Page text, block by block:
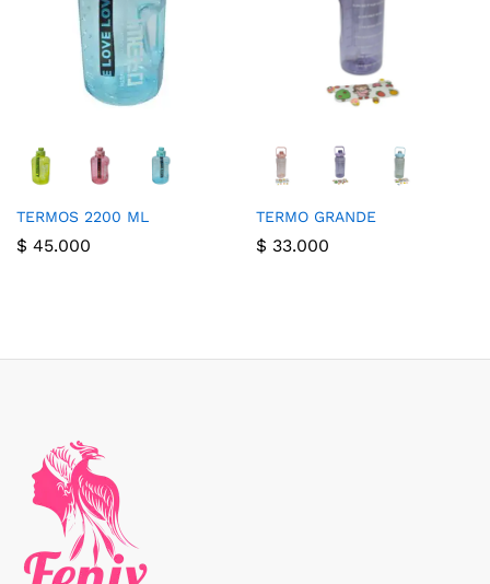
TERMOS 2200 ML
$ 45.000
TERMO GRANDE
$ 33.000